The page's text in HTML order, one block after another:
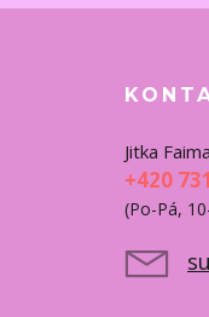
Jitka
+420
(Po-Pá,